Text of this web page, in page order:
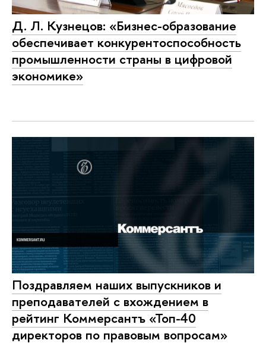
Д. Л. Кузнецов: «Бизнес-образование
обеспечивает конкурентоспособность
промышленности страны в цифровой
экономике»
Поздравляем наших выпускников и
преподавателей с вхождением в
рейтинг Коммерсантъ «Топ-40
директоров по правовым вопросам»